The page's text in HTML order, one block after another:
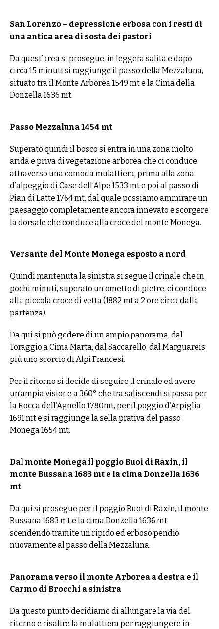
San Lorenzo – depressione erbosa con i resti di
una antica area di sosta dei pastori
Da quest’area si prosegue, in leggera salita e dopo
circa 15 minuti si raggiunge il passo della Mezzaluna,
situato tra il Monte Arborea 1549 mt e la Cima della
Donzella 1636 mt.
Passo Mezzaluna 1454 mt
Superato quindi il bosco si entra in una zona molto
arida e priva di vegetazione arborea che ci conduce
attraverso una comoda mulattiera, prima alla zona
d’alpeggio di Case dell’Alpe 1533 mt e poi al passo di
Pian di Latte 1764 mt, dal quale possiamo ammirare un
paesaggio completamente ancora innevato e scorgere
la dorsale che conduce alla croce del monte Monega.
Versante del Monte Monega esposto a nord
Quindi mantenuta la sinistra si segue il crinale che in
pochi minuti, superato un ometto di pietre, ci conduce
alla piccola croce di vetta (1882 mt a 2 ore circa dalla
partenza).
Da qui si può godere di un ampio panorama, dal
Toraggio a Cima Marta, dal Saccarello, dal Marguareis
più uno scorcio di Alpi Francesi.
Per il ritorno si decide di seguire il crinale ed avere
un’ampia visione a 360° che tra saliscendi si passa per
la Rocca dell’Agnello 1780mt, per il poggio d’Arpiglia
1691 mt e si raggiunge la sella prativa del passo
Monega 1654 mt.
Dal monte Monega il poggio Buoi di Raxin, il
monte Bussana 1683 mt e la cima Donzella 1636
mt
Da qui si prosegue per il poggio Buoi di Raxin, il monte
Bussana 1683 mt e la cima Donzella 1636 mt,
scendendo tramite un ripido ed erboso pendio
nuovamente al passo della Mezzaluna.
Panorama verso il monte Arborea a destra e il
Carmo di Brocchi a sinistra
Da questo punto decidiamo di allungare la via del
ritorno e risalire la mulattiera per raggiungere in